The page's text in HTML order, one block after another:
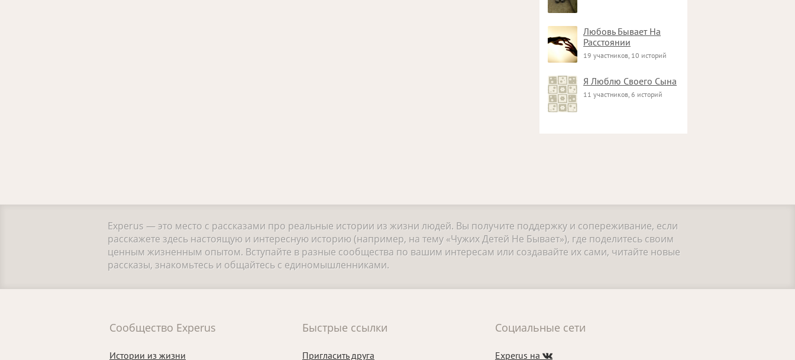
Любовь Бывает На
Расстоянии
19 участников, 10 историй
Я Люблю Своего Сына
11 участников, 6 историй
Experus — это место с рассказами про реальные истории из жизни людей. Вы получите поддержку и сопереживание, если
расскажете здесь настоящую и интересную историю (например, на тему «Чужих Детей Не Бывает»), где поделитесь своим
ценным жизненным опытом. Вступайте в разные сообщества по вашим интересам или создавайте их сами, читайте новые
рассказы, знакомьтесь и общайтесь с единомышленниками.
Сообщество Experus
Истории из жизни
Быстрые ссылки
Пригласить друга
Социальные сети
Experus на 